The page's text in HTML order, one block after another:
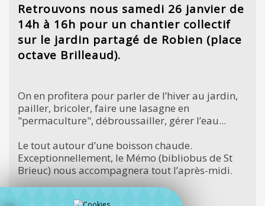
Retrouvons nous samedi 26 janvier de
14h à 16h pour un chantier collectif
sur le jardin partagé de Robien (place
octave Brilleaud).
On en profitera pour parler de l’hiver au jardin,
pailler, bricoler, faire une lasagne en
"permaculture", débroussailler, gérer l’eau...
Le tout autour d’une boisson chaude.
Exceptionnellement, le Mémo (bibliobus de St
Brieuc) nous accompagnera tout l’après-midi.